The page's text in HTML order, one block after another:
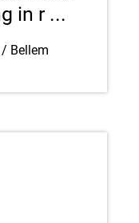
in r ...
Bellem